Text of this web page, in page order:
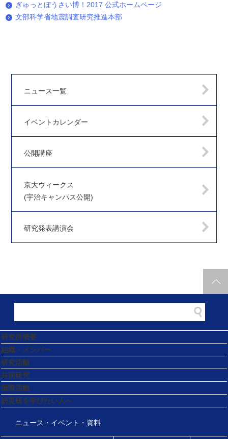
ぎゅっとぼうさい博！2017 公式ホームページ
文部科学省地震調査研究推進本部
ニュース一覧
イベントカレンダー
公開講座
京大ウィークス
(宇治キャンパス公開)
研究発表講演会
研究所概要
組織・メンバー
研究活動
共同研究
国際活動
防災研を学びたい人へ
ニュース・イベント・資料